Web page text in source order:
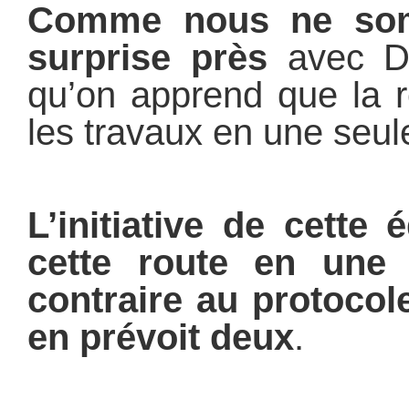
Comme nous ne
surprise près avec
qu’on apprend que la
les travaux en une
L’initiative de cette
cette route en une
contraire au
en prévoit deux.